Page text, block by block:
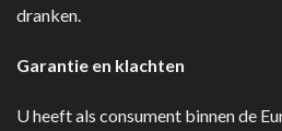
dranken.
Garantie en klachten
U heeft als consument binnen de